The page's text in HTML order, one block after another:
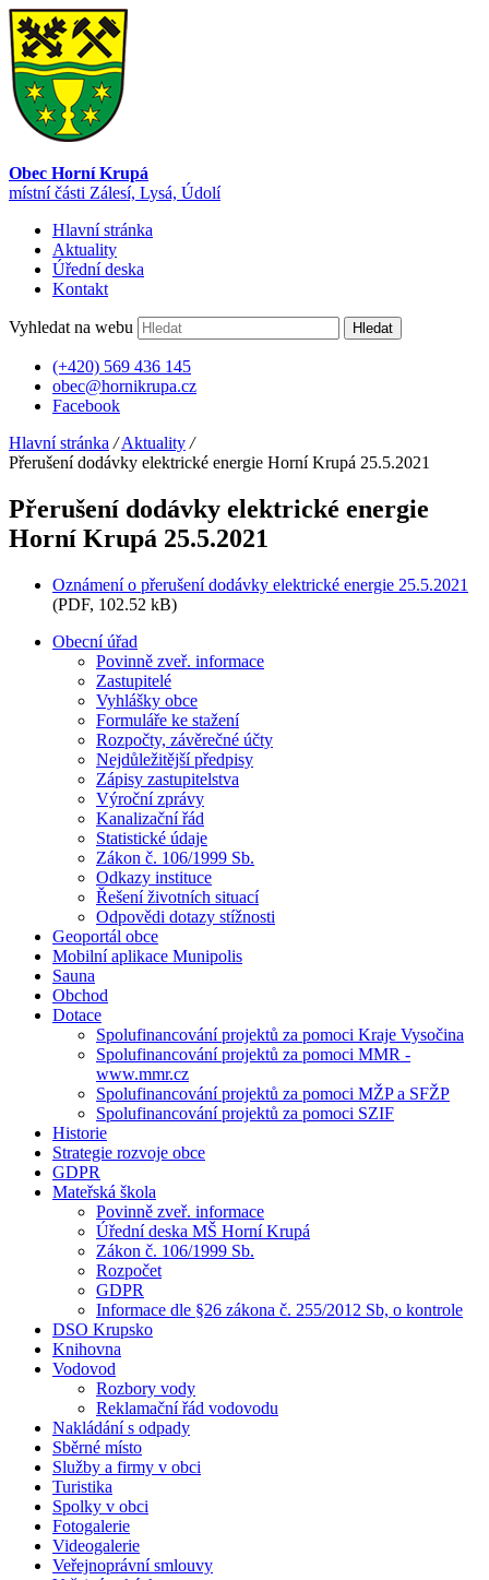
Obec Horní Krupá
místní části Zálesí, Lysá, Údolí
Hlavní stránka
Aktuality
Úřední deska
Kontakt
Vyhledat na webu Hledat
(+420) 569 436 145
obec@hornikrupa.cz
Facebook
Hlavní stránka / Aktuality /
Přerušení dodávky elektrické energie Horní Krupá 25.5.2021
Přerušení dodávky elektrické energie
Horní Krupá 25.5.2021
Oznámení o přerušení dodávky elektrické energie 25.5.2021
(PDF, 102.52 kB)
Obecní úřad
Povinně zveř. informace
Zastupitelé
Vyhlášky obce
Formuláře ke stažení
Rozpočty, závěrečné účty
Nejdůležitější předpisy
Zápisy zastupitelstva
Výroční zprávy
Kanalizační řád
Statistické údaje
Zákon č. 106/1999 Sb.
Odkazy instituce
Řešení životních situací
Odpovědi dotazy stížnosti
Geoportál obce
Mobilní aplikace Munipolis
Sauna
Obchod
Dotace
Spolufinancování projektů za pomoci Kraje Vysočina
Spolufinancování projektů za pomoci MMR -
www.mmr.cz
Spolufinancování projektů za pomoci MŽP a SFŽP
Spolufinancování projektů za pomoci SZIF
Historie
Strategie rozvoje obce
GDPR
Mateřská škola
Povinně zveř. informace
Úřední deska MŠ Horní Krupá
Zákon č. 106/1999 Sb.
Rozpočet
GDPR
Informace dle §26 zákona č. 255/2012 Sb, o kontrole
DSO Krupsko
Knihovna
Vodovod
Rozbory vody
Reklamační řád vodovodu
Nakládání s odpady
Sběrné místo
Služby a firmy v obci
Turistika
Spolky v obci
Fotogalerie
Videogalerie
Veřejnoprávní smlouvy